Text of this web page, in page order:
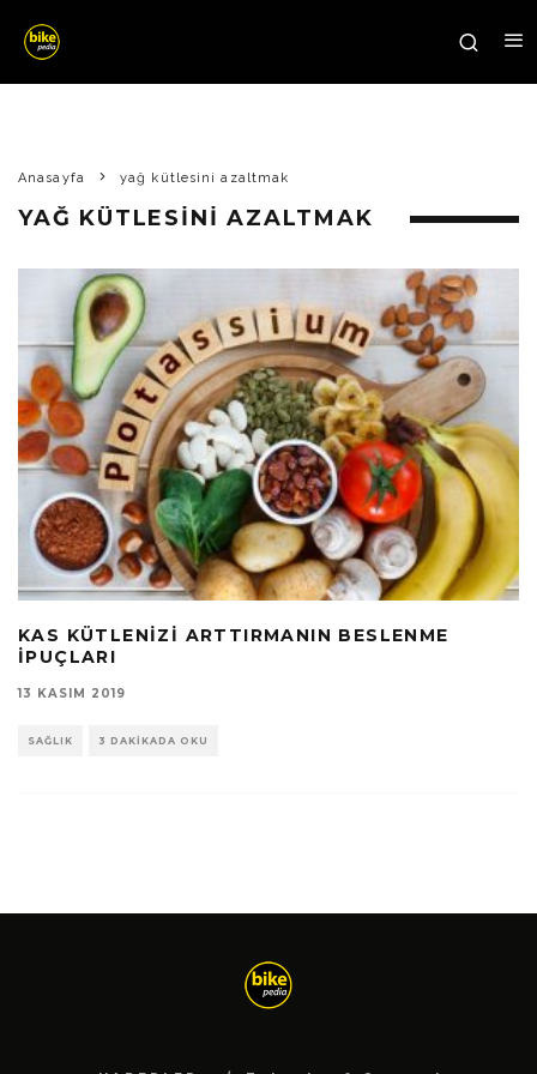
Anasayfa yağ kütlesini azaltmak
YAĞ KÜTLESINI AZALTMAK
KAS KÜTLENIZI ARTTIRMANIN BESLENME
İPUÇLARI
13 KASIM 2019
SAĞLIK 3 DAKIKADA OKU